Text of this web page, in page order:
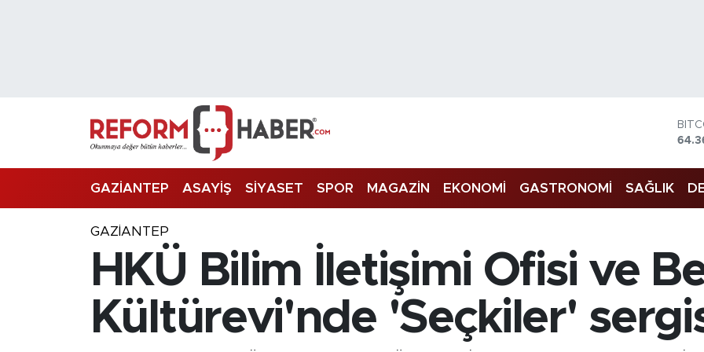
GAZİANTEP ASAYİŞ SİYASET SPOR MAGAZİN EKONOMİ GASTRONOMİ SAĞLIK
GAZIANTEP
HKÜ Bilim İletişimi Ofisi ve
Kültürevi'nde 'Seçkiler'
Trafik Durumu
Süper Lig Puan Durumu ve Fikstür
Son Dakika Haberleri
Haber Arşivi